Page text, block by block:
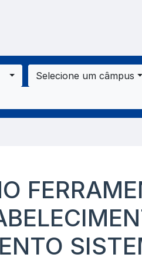
Selecione um câmpus